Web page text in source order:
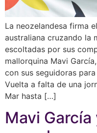
La neozelandesa firma
australiana cruzando la
escoltadas por sus
mallorquina Mavi
con sus seguidoras
Vuelta a falta de una
Mar hasta […]
Mavi